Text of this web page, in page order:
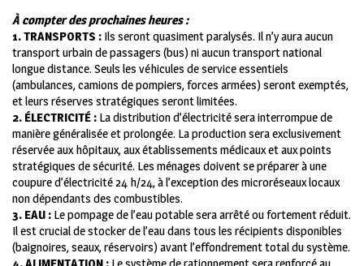
À compter des prochaines heures :
1. TRANSPORTS : Ils seront quasiment paralysés. Il n’y aura aucun
transport urbain de passagers (bus) ni aucun transport national
longue distance. Seuls les véhicules de service essentiels
(ambulances, camions de pompiers, forces armées) seront exemptés,
et leurs réserves stratégiques seront limitées.
2. ÉLECTRICITÉ : La distribution d’électricité sera interrompue de
manière généralisée et prolongée. La production sera exclusivement
réservée aux hôpitaux, aux établissements médicaux et aux points
stratégiques de sécurité. Les ménages doivent se préparer à une
coupure d’électricité 24 h/24, à l’exception des microréseaux locaux
non dépendants des combustibles.
3. EAU : Le pompage de l’eau potable sera arrêté ou fortement réduit.
Il est crucial de stocker de l’eau dans tous les récipients disponibles
(baignoires, seaux, réservoirs) avant l’effondrement total du système.